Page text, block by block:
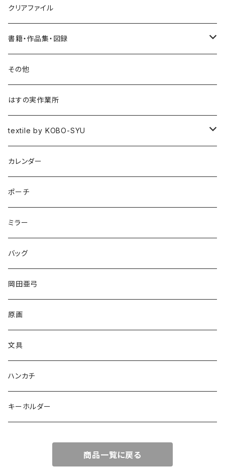
クリアファイル
書籍・作品集・図録
書籍
作品集
図録
その他
はすの実作業所
textile by KOBO-SYU
HISASHI IGARASHI
カレンダー
ポーチ
ミラー
バッグ
岡田亜弓
原画
文具
ハンカチ
キーホルダー
商品一覧に戻る